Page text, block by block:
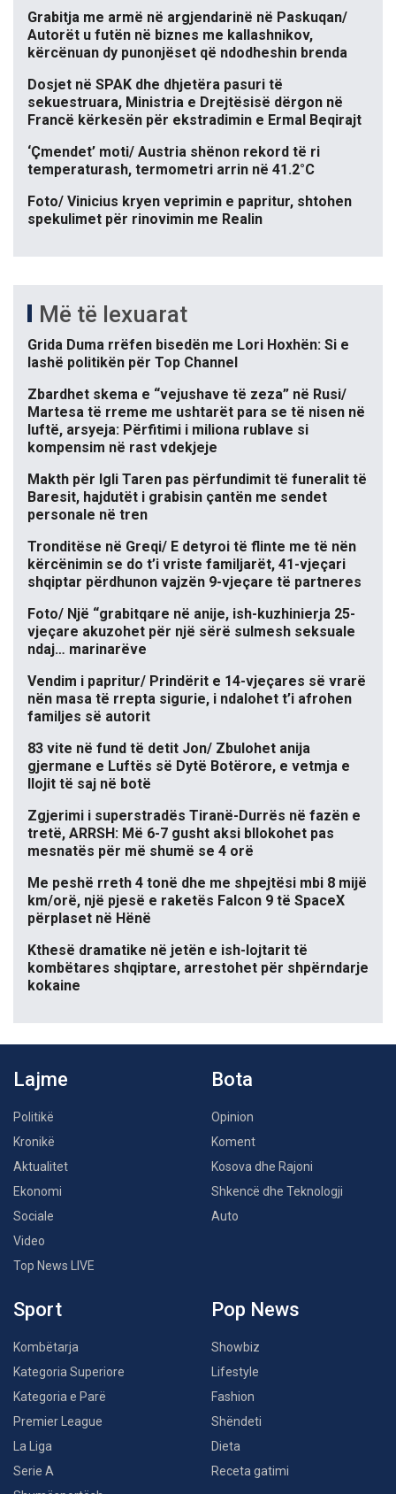
Grabitja me armë në argjendarinë në Paskuqan/
Autorët u futën në biznes me kallashnikov,
kërcënuan dy punonjëset që ndodheshin brenda
Dosjet në SPAK dhe dhjetëra pasuri të
sekuestruara, Ministria e Drejtësisë dërgon në
Francë kërkesën për ekstradimin e Ermal Beqirajt
‘Çmendet’ moti/ Austria shënon rekord të ri
temperaturash, termometri arrin në 41.2°C
Foto/ Vinicius kryen veprimin e papritur, shtohen
spekulimet për rinovimin me Realin
Më të lexuarat
Grida Duma rrëfen bisedën me Lori Hoxhën: Si e
lashë politikën për Top Channel
Zbardhet skema e “vejushave të zeza” në Rusi/
Martesa të rreme me ushtarët para se të nisen në
luftë, arsyeja: Përfitimi i miliona rublave si
kompensim në rast vdekjeje
Makth për Igli Taren pas përfundimit të funeralit të
Baresit, hajdutët i grabisin çantën me sendet
personale në tren
Tronditëse në Greqi/ E detyroi të flinte me të nën
kërcënimin se do t’i vriste familjarët, 41-vjeçari
shqiptar përdhunon vajzën 9-vjeçare të partneres
Foto/ Një “grabitqare në anije, ish-kuzhinierja 25-
vjeçare akuzohet për një sërë sulmesh seksuale
ndaj… marinarëve
Vendim i papritur/ Prindërit e 14-vjeçares së vrarë
nën masa të rrepta sigurie, i ndalohet t’i afrohen
familjes së autorit
83 vite në fund të detit Jon/ Zbulohet anija
gjermane e Luftës së Dytë Botërore, e vetmja e
llojit të saj në botë
Zgjerimi i superstradës Tiranë-Durrës në fazën e
tretë, ARRSH: Më 6-7 gusht aksi bllokohet pas
mesnatës për më shumë se 4 orë
Me peshë rreth 4 tonë dhe me shpejtësi mbi 8 mijë
km/orë, një pjesë e raketës Falcon 9 të SpaceX
përplaset në Hënë
Kthesë dramatike në jetën e ish-lojtarit të
kombëtares shqiptare, arrestohet për shpërndarje
kokaine
Lajme
Politikë
Kronikë
Aktualitet
Ekonomi
Sociale
Video
Top News LIVE
Bota
Opinion
Koment
Kosova dhe Rajoni
Shkencë dhe Teknologji
Auto
Sport
Kombëtarja
Kategoria Superiore
Kategoria e Parë
Premier League
La Liga
Serie A
Pop News
Showbiz
Lifestyle
Fashion
Shëndeti
Dieta
Receta gatimi